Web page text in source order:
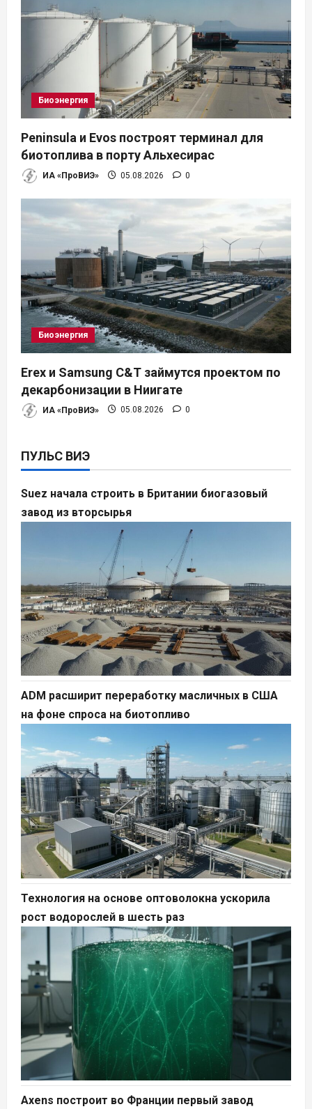
м
Биоэнергия
Peninsula и Evos построят терминал для
биотоплива в порту Альхесирас
ИА «ПроВИЭ» 05.08.2026 0
Биоэнергия
Erex и Samsung C&T займутся проектом по
декарбонизации в Ниигате
ИА «ПроВИЭ» 05.08.2026 0
ПУЛЬС ВИЭ
Suez начала строить в Британии биогазовый
завод из вторсырья
ADM расширит переработку масличных в США
на фоне спроса на биотопливо
Технология на основе оптоволокна ускорила
рост водорослей в шесть раз
Axens построит во Франции первый завод